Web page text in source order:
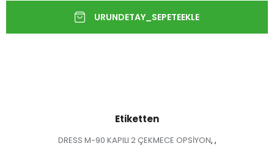
Etiketten
DRESS M-90 KAPILI 2 ÇEKMECE OPSİYON, ,